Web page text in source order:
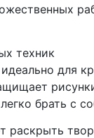
техник
для
брать с
раскрыть